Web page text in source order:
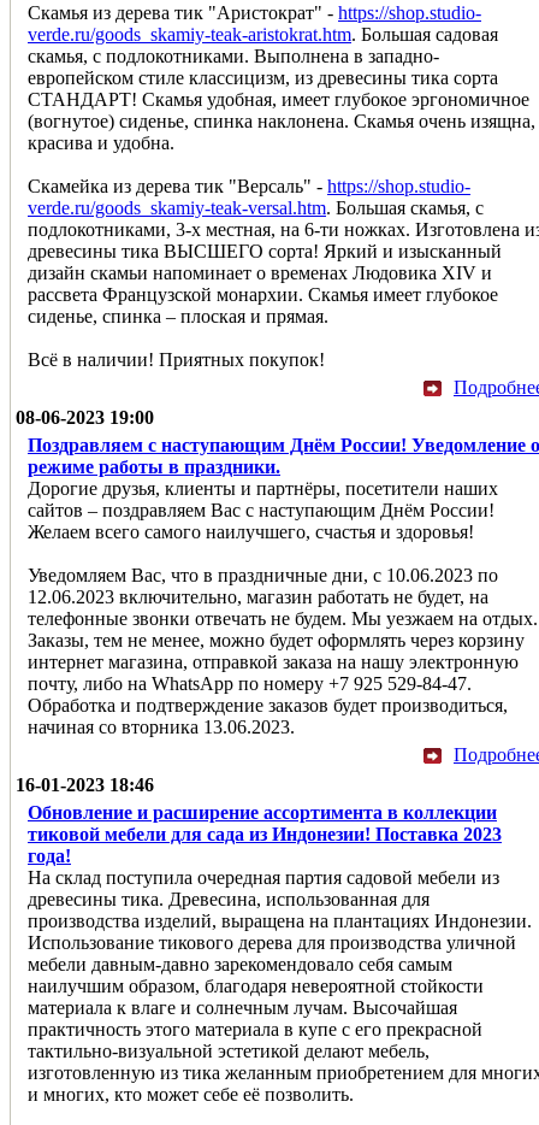
Скамья из дерева тик "Аристократ" - https://shop.studio-
verde.ru/goods_skamiy-teak-aristokrat.htm. Большая садовая
скамья, с подлокотниками. Выполнена в западно-
европейском стиле классицизм, из древесины тика сорта
СТАНДАРТ! Скамья удобная, имеет глубокое эргономичное
(вогнутое) сиденье, спинка наклонена. Скамья очень изящна,
красива и удобна.
Скамейка из дерева тик "Версаль" - https://shop.studio-
verde.ru/goods_skamiy-teak-versal.htm. Большая скамья, с
подлокотниками, 3-х местная, на 6-ти ножках. Изготовлена
древесины тика ВЫСШЕГО сорта! Яркий и изысканный
дизайн скамьи напоминает о временах Людовика XIV и
рассвета Французской монархии. Скамья имеет глубокое
сиденье, спинка – плоская и прямая.
Всё в наличии! Приятных покупок!
08-06-2023 19:00
Поздравляем с наступающим Днём России! Уведомление о
режиме работы в праздники.
Дорогие друзья, клиенты и партнёры, посетители наших
сайтов – поздравляем Вас с наступающим Днём России!
Желаем всего самого наилучшего, счастья и здоровья!
Уведомляем Ваc, что в праздничные дни, с 10.06.2023 по
12.06.2023 включительно, магазин работать не будет, на
телефонные звонки отвечать не будем. Мы уезжаем на отдых.
Заказы, тем не менее, можно будет оформлять через корзину
интернет магазина, отправкой заказа на нашу электронную
почту, либо на WhatsApp по номеру +7 925 529-84-47.
Обработка и подтверждение заказов будет производиться,
начиная со вторника 13.06.2023.
16-01-2023 18:46
Обновление и расширение ассортимента в коллекции
тиковой мебели для сада из Индонезии! Поставка 2023
года!
На склад поступила очередная партия садовой мебели из
древесины тика. Древесина, использованная для
производства изделий, выращена на плантациях Индонезии.
Использование тикового дерева для производства уличной
мебели давным-давно зарекомендовало себя самым
наилучшим образом, благодаря невероятной стойкости
материала к влаге и солнечным лучам. Высочайшая
практичность этого материала в купе с его прекрасной
тактильно-визуальной эстетикой делают мебель,
изготовленную из тика желанным приобретением для
и многих, кто может себе её позволить.